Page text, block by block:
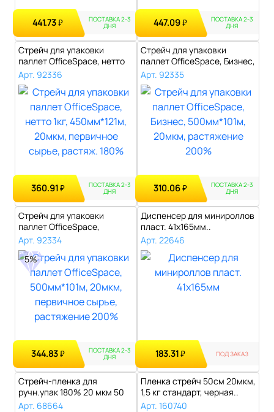
441.73₽ ПОСТАВКА 2-3
ДНЯ 447.09₽ ПОСТАВКА 2-3
ДНЯ
Стрейч для упаковки
паллет OfficeSpace, нетто
1кг, 450м..
Арт. 92336
360.91₽ ПОСТАВКА 2-3
ДНЯ
Стрейч для упаковки
паллет OfficeSpace, Бизнес,
500мм*1..
Арт. 92335
310.06₽ ПОСТАВКА 2-3
ДНЯ
Стрейч для упаковки
паллет OfficeSpace,
500мм*101м, 20м..
Арт. 92334
5%
344.83₽ ПОСТАВКА 2-3
ДНЯ
Диспенсер для минироллов
пласт. 41х165мм..
Арт. 22646
183.31₽ ПОД ЗАКАЗ
Стрейч-пленка для
ручн.упак 180% 20 мкм 50
смx217м 2кг ..
Арт. 68664
Пленка стрейч 50см 20мкм,
1,5 кг стандарт, черная..
Арт. 160740